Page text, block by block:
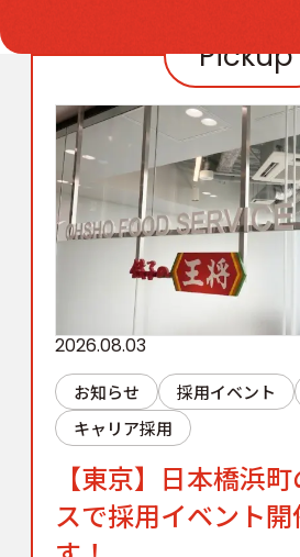
Pickup
2026.08.03
お知らせ 採用イベント
キャリア採用
【東京】日本橋浜
スで採用イベント